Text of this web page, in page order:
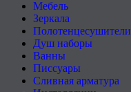
Мебель
Зеркала
Полотенцесушители
Душ наборы
Ванны
Писсуары
Сливная арматура